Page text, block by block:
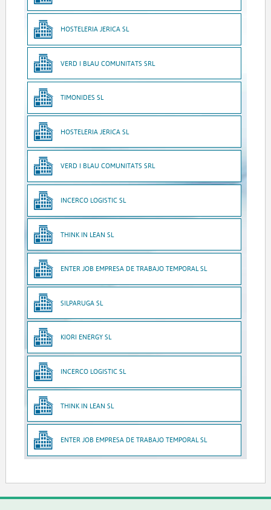
HOSTELERIA JERICA SL
VERD I BLAU COMUNITATS SRL
TIMONIDES SL
HOSTELERIA JERICA SL
VERD I BLAU COMUNITATS SRL
INCERCO LOGISTIC SL
THINK IN LEAN SL
ENTER JOB EMPRESA DE TRABAJO TEMPORAL SL
SILPARUGA SL
KIORI ENERGY SL
INCERCO LOGISTIC SL
THINK IN LEAN SL
ENTER JOB EMPRESA DE TRABAJO TEMPORAL SL